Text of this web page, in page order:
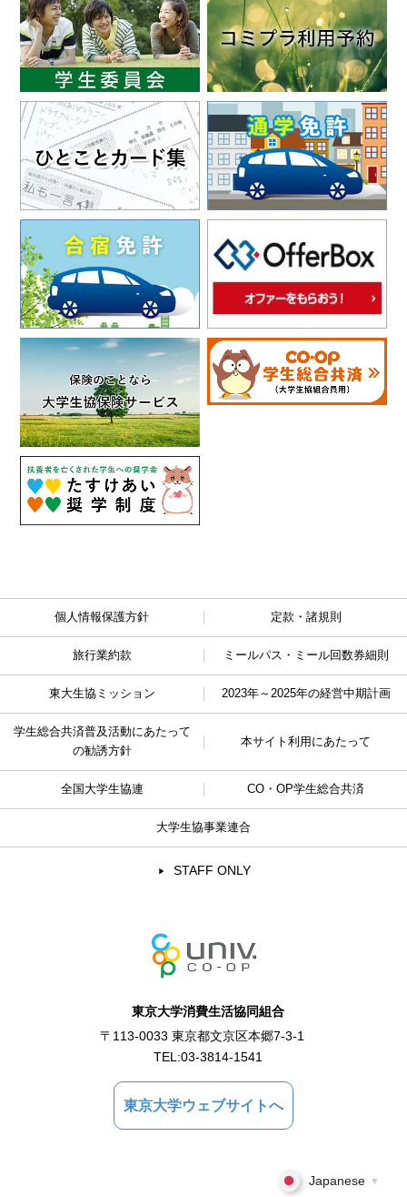
個人情報保護方針 定款・諸規則
旅行業約款 ミールパス・ミール回数券細則
東大生協ミッション 2023年～2025年の経営中期計画
学生総合共済普及活動にあたって
の勧誘方針
本サイト利用にあたって
全国大学生協連 CO・OP学生総合共済
大学生協事業連合
STAFF ONLY
東京大学消費生活協同組合
〒113-0033 東京都文京区本郷7-3-1
TEL:03-3814-1541
東京大学ウェブサイトへ
Japanese ▼